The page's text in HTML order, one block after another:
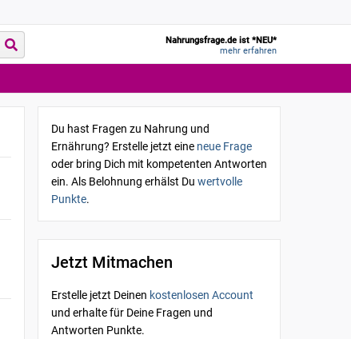
Nahrungsfrage.de ist *NEU*
mehr erfahren
Du hast Fragen zu Nahrung und
Ernährung? Erstelle jetzt eine neue Frage
oder bring Dich mit kompetenten Antworten
ein. Als Belohnung erhälst Du wertvolle
Punkte.
Jetzt Mitmachen
Erstelle jetzt Deinen kostenlosen Account
und erhalte für Deine Fragen und
Antworten Punkte.